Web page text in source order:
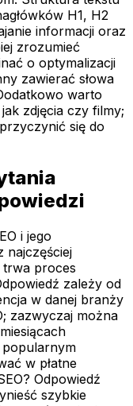
H1, H2
informacji oraz
zrozumieć
o optymalizacji
zawierać słowa
warto
zdjęcia czy filmy;
się do
i jego
najczęściej
trwa proces
zależy od
w danej branży
zazwyczaj można
w płatne
Odpowiedź
szybkie